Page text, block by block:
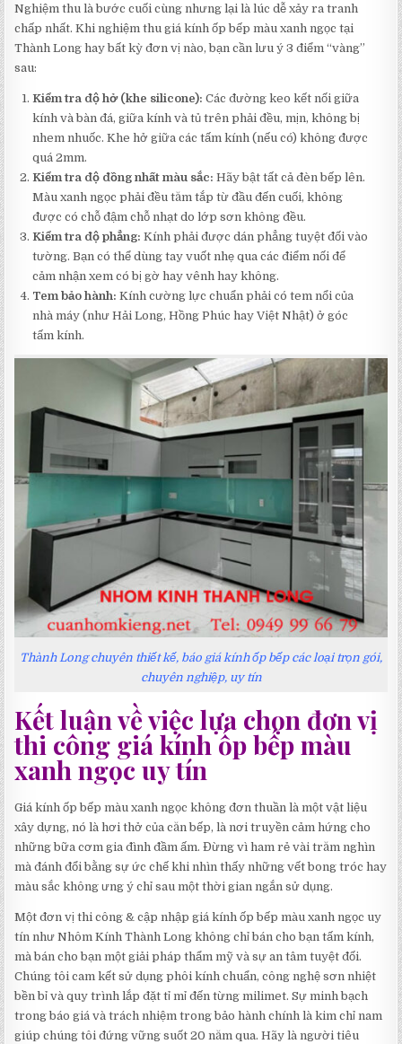
Nghiệm thu là bước cuối cùng nhưng lại là lúc dễ xảy ra tranh
chấp nhất. Khi nghiệm thu giá kính ốp bếp màu xanh ngọc tại
Thành Long hay bất kỳ đơn vị nào, bạn cần lưu ý 3 điểm “vàng”
sau:
Kiểm tra độ hở (khe silicone): Các đường keo kết nối giữa
kính và bàn đá, giữa kính và tủ trên phải đều, mịn, không bị
nhem nhuốc. Khe hở giữa các tấm kính (nếu có) không được
quá 2mm.
Kiểm tra độ đồng nhất màu sắc: Hãy bật tất cả đèn bếp lên.
Màu xanh ngọc phải đều tăm tắp từ đầu đến cuối, không
được có chỗ đậm chỗ nhạt do lớp sơn không đều.
Kiểm tra độ phẳng: Kính phải được dán phẳng tuyệt đối vào
tường. Bạn có thể dùng tay vuốt nhẹ qua các điểm nối để
cảm nhận xem có bị gờ hay vênh hay không.
Tem bảo hành: Kính cường lực chuẩn phải có tem nổi của
nhà máy (như Hải Long, Hồng Phúc hay Việt Nhật) ở góc
tấm kính.
Thành Long chuyên thiết kế, báo giá kính ốp bếp các loại trọn gói,
chuyên nghiệp, uy tín
Kết luận về việc lựa chọn đơn vị
thi công giá kính ốp bếp màu
xanh ngọc uy tín
Giá kính ốp bếp màu xanh ngọc không đơn thuần là một vật liệu
xây dựng, nó là hơi thở của căn bếp, là nơi truyền cảm hứng cho
những bữa cơm gia đình đầm ấm. Đừng vì ham rẻ vài trăm nghìn
mà đánh đổi bằng sự ức chế khi nhìn thấy những vết bong tróc hay
màu sắc không ưng ý chỉ sau một thời gian ngắn sử dụng.
Một đơn vị thi công & cập nhập giá kính ốp bếp màu xanh ngọc uy
tín như Nhôm Kính Thành Long không chỉ bán cho bạn tấm kính,
mà bán cho bạn một giải pháp thẩm mỹ và sự an tâm tuyệt đối.
Chúng tôi cam kết sử dụng phôi kính chuẩn, công nghệ sơn nhiệt
bền bỉ và quy trình lắp đặt tỉ mỉ đến từng milimet. Sự minh bạch
trong báo giá và trách nhiệm trong bảo hành chính là kim chỉ nam
giúp chúng tôi đứng vững suốt 20 năm qua. Hãy là người tiêu